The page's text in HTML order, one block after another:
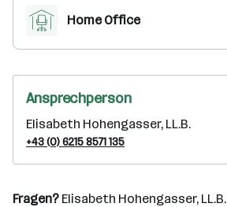
Home Office
Ansprechperson
Elisabeth Hohengasser, LL.B.
+43 (0) 6215 8571 135
Fragen? Elisabeth Hohengasser, LL.B.